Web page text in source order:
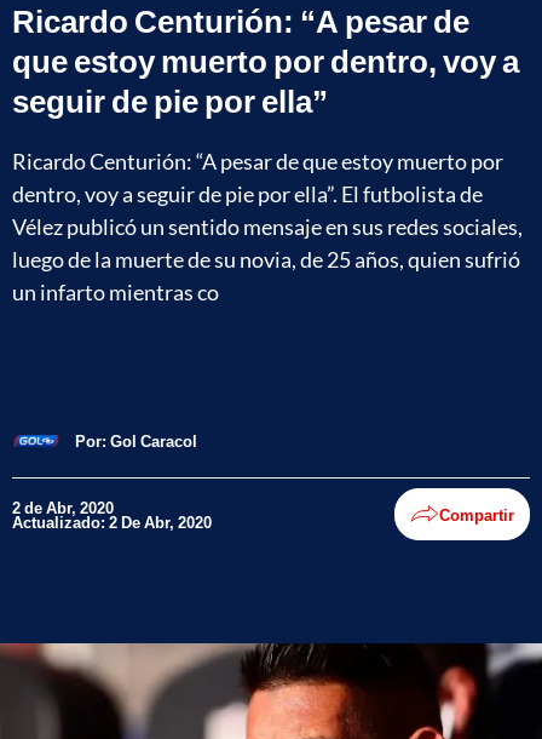
Ricardo Centurión: “A pesar de
que estoy muerto por dentro, voy a
seguir de pie por ella”
Ricardo Centurión: “A pesar de que estoy muerto por
dentro, voy a seguir de pie por ella”. ​​​​​​​El futbolista de
Vélez publicó un sentido mensaje en sus redes sociales,
luego de la muerte de su novia, de 25 años, quien sufrió
un infarto mientras co
Por: Gol Caracol
2 de Abr, 2020
Actualizado: 2 De Abr, 2020 Compartir